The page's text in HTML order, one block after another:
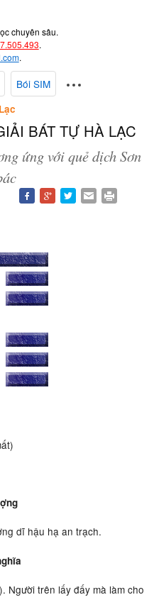
chuyên sâu.
.
.
Bói SIM
BÁT TỰ HÀ LẠC
ứng với quẻ dịch Sơn
dĩ hậu hạ an trạch.
Người trên lấy đấy mà làm cho